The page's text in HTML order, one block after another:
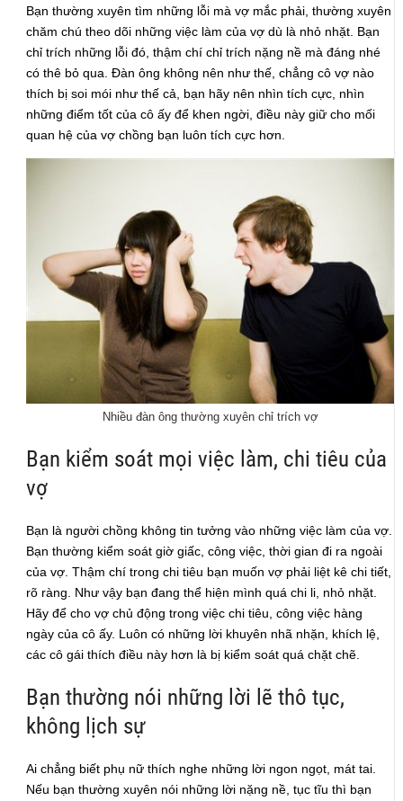
Bạn thường xuyên tìm những lỗi mà vợ mắc phải, thường xuyên
chăm chú theo dõi những việc làm của vợ dù là nhỏ nhặt. Bạn
chỉ trích những lỗi đó, thậm chí chỉ trích nặng nề mà đáng nhé
có thê bỏ qua. Đàn ông không nên như thế, chẳng cô vợ nào
thích bị soi mói như thế cả, bạn hãy nên nhìn tích cực, nhìn
những điểm tốt của cô ấy để khen ngời, điều này giữ cho mối
quan hệ của vợ chồng bạn luôn tích cực hơn.
Nhiều đàn ông thường xuyên chỉ trích vợ
Bạn kiểm soát mọi việc làm, chi tiêu của
vợ
Bạn là người chồng không tin tưởng vào những việc làm của vợ.
Bạn thường kiểm soát giờ giấc, công việc, thời gian đi ra ngoài
của vợ. Thậm chí trong chi tiêu bạn muốn vợ phải liệt kê chi tiết,
rõ ràng. Như vậy bạn đang thể hiện mình quá chi li, nhỏ nhặt.
Hãy để cho vợ chủ động trong việc chi tiêu, công việc hàng
ngày của cô ấy. Luôn có những lời khuyên nhã nhặn, khích lệ,
các cô gái thích điều này hơn là bị kiểm soát quá chặt chẽ.
Bạn thường nói những lời lẽ thô tục,
không lịch sự
Ai chẳng biết phụ nữ thích nghe những lời ngon ngọt, mát tai.
Nếu bạn thường xuyên nói những lời nặng nề, tục tĩu thì bạn